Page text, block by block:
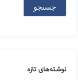
نوشته‌های تازه